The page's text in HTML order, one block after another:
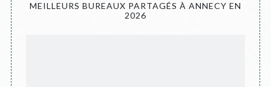
MEILLEURS BUREAUX PARTAGÉS À ANNECY EN
2026